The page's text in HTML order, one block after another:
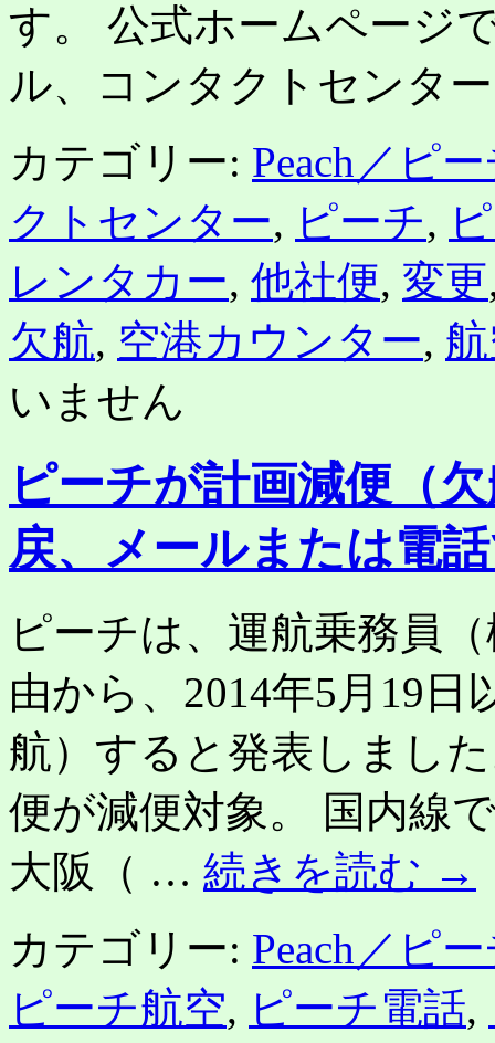
み
の
ケ
ッ
は
無
振
替・
払
戻
は
す。 公式ホームページ
ル、コンタクトセンタ
カテゴリー: Peach／ピ
クトセンター, ピーチ,
レンタカー, 他社便, 変更
欠航, 空港カウンター,
いません
ピーチが計画減便（
戻、メールまたは電
ピーチは、運航乗務員
由から、2014年5月19
航）すると発表しまし
便が減便対象。 国内線
大阪（ … 続きを読む →
カテゴリー: Peach／ピ
ピーチ航空, ピーチ電話,